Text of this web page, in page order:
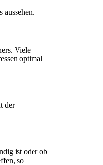
aussehen.
Viele
optimal
der
ist oder ob
so